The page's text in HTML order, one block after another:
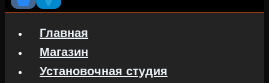
Главная
Магазин
Установочная студия